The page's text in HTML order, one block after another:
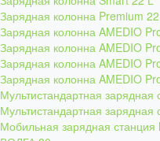
Зарядная колонна Premium
Зарядная колонна AMEDIO
Зарядная колонна AMEDIO
Зарядная колонна AMEDIO
Зарядная колонна AMEDIO
Мультистандартная
Мультистандартная
Мобильная зарядная станция